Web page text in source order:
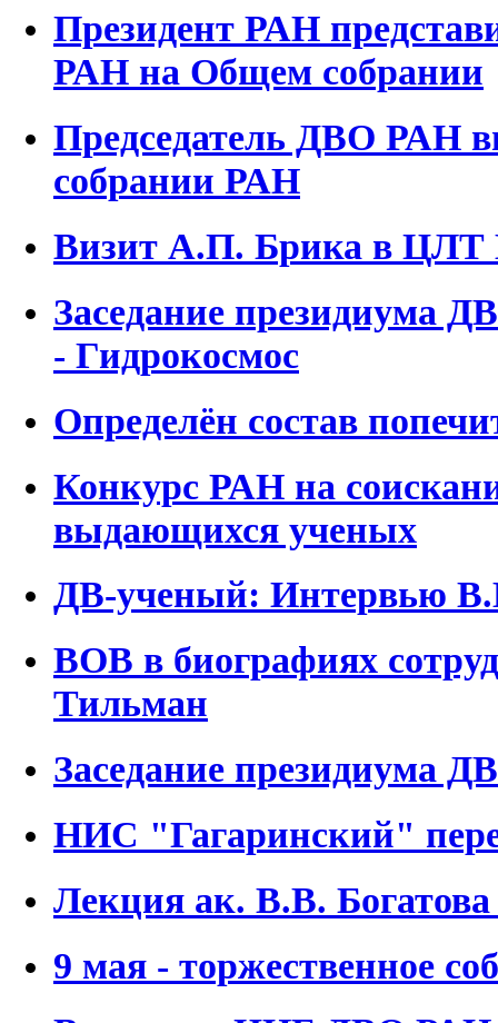
Президент РАН
РАН на Общем собрании
Председатель ДВО РАН
собрании РАН
Визит А.П. Брика в
Заседание президиума
- Гидрокосмос
Определён состав
Конкурс РАН на
выдающихся ученых
ДВ-ученый: Интервью
ВОВ в биографиях
Тильман
Заседание президиума
НИС "Гагаринский"
Лекция ак. В.В.
9 мая - торжественное